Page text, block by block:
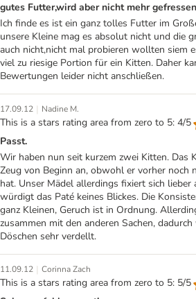
gutes Futter,wird aber nicht mehr gefressen
Ich finde es ist ein ganz tolles Futter im
unsere Kleine mag es absolut nicht und die
auch nicht,nicht mal probieren wollten siem
viel zu riesige Portion für ein Kitten. Daher
Bewertungen leider nicht anschließen.
17.09.12 | Nadine M.
This is a stars rating area from zero to 5: 4/5
Passt.
Wir haben nun seit kurzem zwei Kitten. Das
Zeug von Beginn an, obwohl er vorher noch
hat. Unser Mädel allerdings fixiert sich
würdigt das Paté keines Blickes. Die
ganz Kleinen, Geruch ist in Ordnung.
zusammen mit den anderen Sachen,
Döschen sehr verdellt.
11.09.12 | Corinna Zach
This is a stars rating area from zero to 5: 5/5